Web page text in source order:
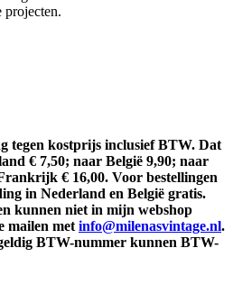
projecten.
tegen kostprijs inclusief BTW. Dat
€ 7,50; naar België 9,90; naar
€ 16,00. Voor bestellingen
in Nederland en België gratis.
kunnen niet in mijn webshop
mailen met info@milenasvintage.nl.
BTW-nummer kunnen BTW-